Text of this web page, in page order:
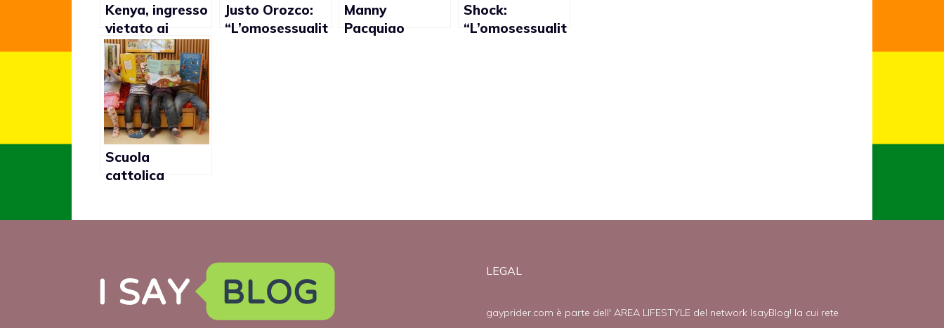
Kenya, ingresso
vietato ai
clienti LGBT in
bar e club
Justo Orozco:
“L’omosessualit
Manny
Pacquiao
Shock:
“L’omosessualit
Scuola
cattolica
LEGAL
gayprider.com è parte dell' AREA LIFESTYLE del network IsayBlog! la cui rete